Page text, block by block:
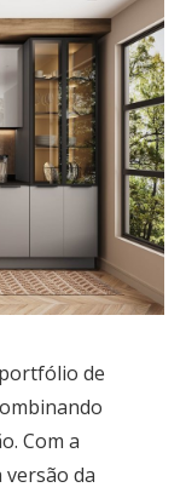
de
Com a
versão da